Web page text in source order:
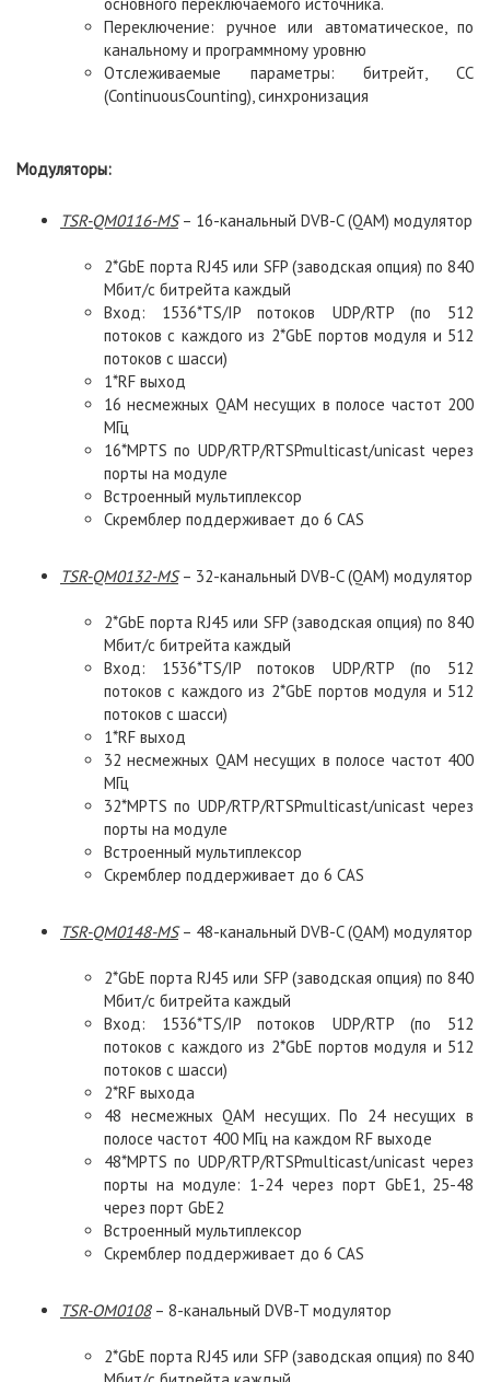
Переключение: ручное или автоматическое, по
канальному и программному уровню
Отслеживаемые параметры: битрейт, CC
(ContinuousCounting), синхронизация
Модуляторы:
TSR-QM0116-MS– 16-канальный DVB-C (QAM) модулятор
2*GbE порта RJ45 или SFP (заводская опция) по 840
Мбит/с битрейта каждый
Вход: 1536*TS/IP потоков UDP/RTP (по 512
потоков с каждого из 2*GbE портов модуля и 512
потоков с шасси)
1*RF выход
16 несмежных QAM несущих в полосе частот 200
МГц
16*MPTS по UDP/RTP/RTSPmulticast/unicast через
порты на модуле
Встроенный мультиплексор
Скремблер поддерживает до 6 CAS
TSR-QM0132-MS– 32-канальный DVB-C (QAM) модулятор
2*GbE порта RJ45 или SFP (заводская опция) по 840
Мбит/с битрейта каждый
Вход: 1536*TS/IP потоков UDP/RTP (по 512
потоков с каждого из 2*GbE портов модуля и 512
потоков с шасси)
1*RF выход
32 несмежных QAM несущих в полосе частот 400
МГц
32*MPTS по UDP/RTP/RTSPmulticast/unicast через
порты на модуле
Встроенный мультиплексор
Скремблер поддерживает до 6 CAS
TSR-QM0148-MS– 48-канальный DVB-C (QAM) модулятор
2*GbE порта RJ45 или SFP (заводская опция) по 840
Мбит/с битрейта каждый
Вход: 1536*TS/IP потоков UDP/RTP (по 512
потоков с каждого из 2*GbE портов модуля и 512
потоков с шасси)
2*RF выхода
48 несмежных QAM несущих. По 24 несущих в
полосе частот 400 МГц на каждом RF выходе
48*MPTS по UDP/RTP/RTSPmulticast/unicast через
порты на модуле: 1-24 через порт GbE1, 25-48
через порт GbE2
Встроенный мультиплексор
Скремблер поддерживает до 6 CAS
TSR-OM0108– 8-канальный DVB-T модулятор
2*GbE порта RJ45 или SFP (заводская опция) по 840